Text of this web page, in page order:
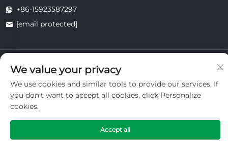
+86-15923587297
[email protected]
tarafından sahiplenilmiştir.
Gizlilik Politikası
We value your privacy
We use cookies and similar tools to provide our services. If
you don't want to accept all cookies, click Personalize
cookies.
Accept all